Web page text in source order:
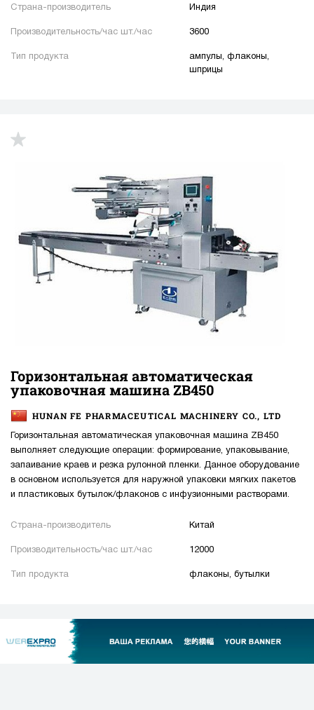
Страна-производитель Индия
Производительность/час шт./час 3600
Тип продукта
ампулы, флаконы,
шприцы
Горизонтальная автоматическая
упаковочная машина ZB450
HUNAN FE PHARMACEUTICAL MACHINERY CO., LTD
Горизонтальная автоматическая упаковочная машина ZB450
выполняет следующие операции: формирование, упаковывание,
запаивание краев и резка рулонной пленки. Данное оборудование
в основном используется для наружной упаковки мягких пакетов
и пластиковых бутылок/флаконов с инфузионными растворами.
Страна-производитель Китай
Производительность/час шт./час 12000
Тип продукта флаконы, бутылки